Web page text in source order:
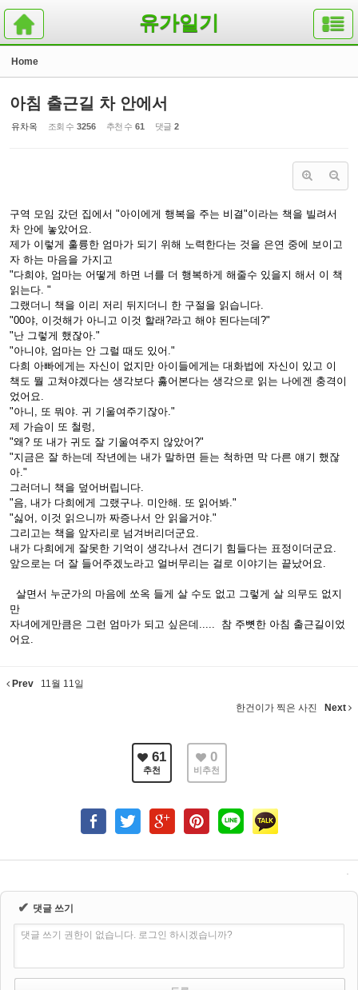
유가일기
Home
아침 출근길 차 안에서
유차옥 조회 수 3256 추천 수 61 댓글 2
구역 모임 갔던 집에서 "아이에게 행복을 주는 비결"이라는 책을 빌려서
차 안에 놓았어요.
제가 이렇게 훌륭한 엄마가 되기 위해 노력한다는 것을 은연 중에 보이고
자 하는 마음을 가지고
"다희야, 엄마는 어떻게 하면 너를 더 행복하게 해줄수 있을지 해서 이 책
읽는다. "
그랬더니 책을 이리 저리 뒤지더니 한 구절을 읽습니다.
"00야, 이것해가 아니고 이것 할래?라고 해야 된다는데?"
"난 그렇게 했잖아."
"아니야, 엄마는 안 그럴 때도 있어."
다희 아빠에게는 자신이 없지만 아이들에게는 대화법에 자신이 있고 이
책도 뭘 고쳐야겠다는 생각보다 훓어본다는 생각으로 읽는 나에겐 충격이
었어요.
"아니, 또 뭐야. 귀 기울여주기잖아."
제 가슴이 또 철렁,
"왜? 또 내가 귀도 잘 기울여주지 않았어?"
"지금은 잘 하는데 작년에는 내가 말하면 듣는 척하면 막 다른 얘기 했잖
아."
그러더니 책을 덮어버립니다.
"음, 내가 다희에게 그랬구나. 미안해. 또 읽어봐."
"싫어, 이것 읽으니까 짜증나서 안 읽을거야."
그리고는 책을 앞자리로 넘겨버리더군요.
내가 다희에게 잘못한 기억이 생각나서 견디기 힘들다는 표정이더군요.
앞으로는 더 잘 들어주겠노라고 얼버무리는 걸로 이야기는 끝났어요.
살면서 누군가의 마음에 쏘옥 들게 살 수도 없고 그렇게 살 의무도 없지
만
자녀에게만큼은 그런 엄마가 되고 싶은데..... 참 주뼛한 아침 출근길이었
어요.
Prev 11월 11일
한건이가 찍은 사진 Next
61
추천
0
비추천
✔ 댓글 쓰기
댓글 쓰기 권한이 없습니다. 로그인 하시겠습니까?